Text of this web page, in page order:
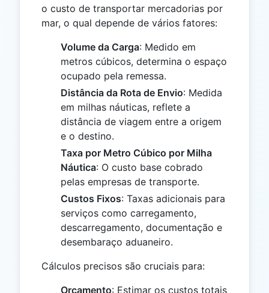
o custo de transportar mercadorias por
mar, o qual depende de vários fatores:
Volume da Carga: Medido em
metros cúbicos, determina o espaço
ocupado pela remessa.
Distância da Rota de Envio: Medida
em milhas náuticas, reflete a
distância de viagem entre a origem
e o destino.
Taxa por Metro Cúbico por Milha
Náutica: O custo base cobrado
pelas empresas de transporte.
Custos Fixos: Taxas adicionais para
serviços como carregamento,
descarregamento, documentação e
desembaraço aduaneiro.
Cálculos precisos são cruciais para:
Orçamento: Estimar os custos totais